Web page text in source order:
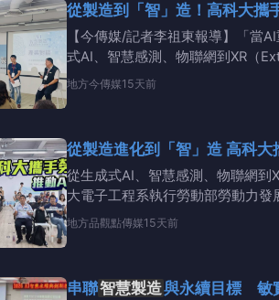
從製造到「智」造！高科大攜
【今傳媒/記者李祖東報導】「當
式AI、智慧感測、物聯網到XR（
地方今傳媒15天前
從製造進化
從生成式AI、智慧感測、物聯網
大電子工程系執行勞動部勞動力發
地方品觀點傳媒15天前
串聯智慧製造與永續目標 敏